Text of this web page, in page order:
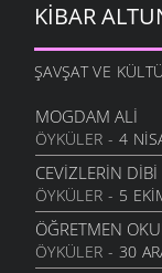
BAHAR
12 NISAN 2010
ÇARESIZ
6 NISAN 2010
SANMAYASIN HA
29 MART 2010
OĞLUMA
18 MART 2010
ÖZLEDIM ANNE
KIBAR
ŞAVŞAT VE
MOGDAM ALI
ÖYKÜLER - 4
CEVIZLERIN DIBI
ÖYKÜLER - 5
ÖĞRETMEN
ÖYKÜLER - 30